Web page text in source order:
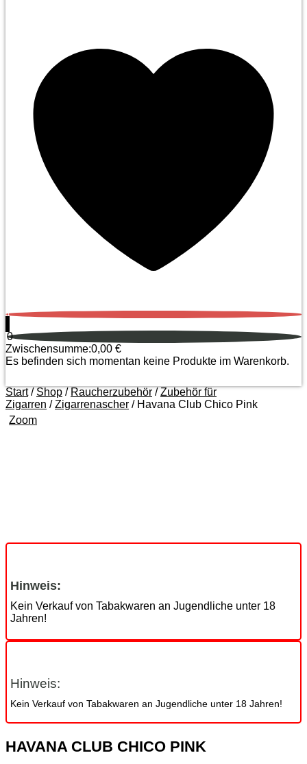
0
0
Zwischensumme:0,00 €
Es befinden sich momentan keine Produkte im Warenkorb.
Start/ Shop / Raucherzubehör /Zubehör für
Zigarren /Zigarrenascher / Havana Club Chico Pink
Zoom
Hinweis:
Kein Verkauf von Tabakwaren an Jugendliche unter 18
Jahren!
Hinweis:
Kein Verkauf von Tabakwaren an Jugendliche unter 18 Jahren!
HAVANA CLUB CHICO PINK